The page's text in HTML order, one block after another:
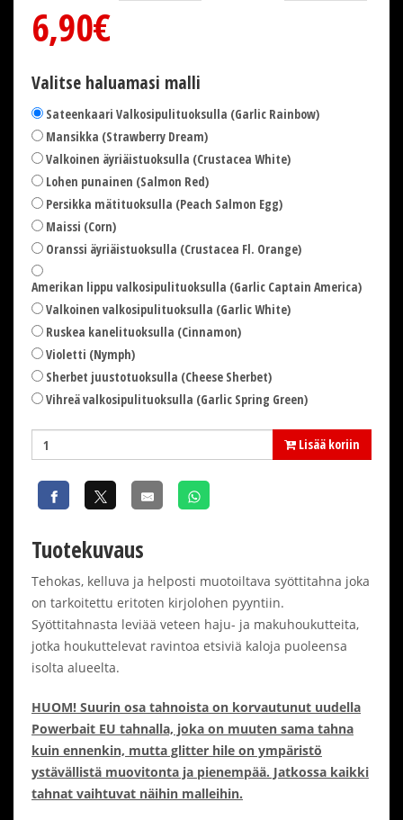
6,90€
Valitse haluamasi malli
Sateenkaari Valkosipulituoksulla (Garlic Rainbow)
Mansikka (Strawberry Dream)
Valkoinen äyriäistuoksulla (Crustacea White)
Lohen punainen (Salmon Red)
Persikka mätituoksulla (Peach Salmon Egg)
Maissi (Corn)
Oranssi äyriäistuoksulla (Crustacea Fl. Orange)
Amerikan lippu valkosipulituoksulla (Garlic Captain America)
Valkoinen valkosipulituoksulla (Garlic White)
Ruskea kanelituoksulla (Cinnamon)
Violetti (Nymph)
Sherbet juustotuoksulla (Cheese Sherbet)
Vihreä valkosipulituoksulla (Garlic Spring Green)
Lisää koriin
Tuotekuvaus
Tehokas, kelluva ja helposti muotoiltava syöttitahna joka
on tarkoitettu eritoten kirjolohen pyyntiin.
Syöttitahnasta leviää veteen haju- ja makuhoukutteita,
jotka houkuttelevat ravintoa etsiviä kaloja puoleensa
isolta alueelta.
HUOM! Suurin osa tahnoista on korvautunut uudella
Powerbait EU tahnalla, joka on muuten sama tahna
kuin ennenkin, mutta glitter hile on ympäristö
ystävällistä muovitonta ja pienempää. Jatkossa kaikki
tahnat vaihtuvat näihin malleihin.